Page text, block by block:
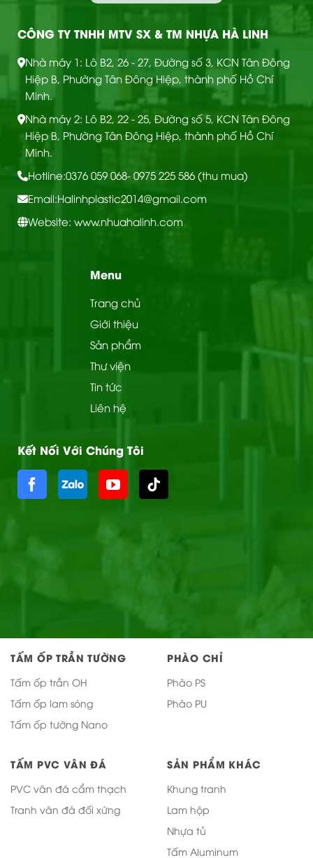
CÔNG TY TNHH MTV SX & TM NHỰA HÀ LINH
Nhà máy 1: Lô B2, 26 - 27, Đường số 3, KCN Tân Đông
Hiệp B, Phường Tân Đông Hiệp, thành phố Hồ Chí
Minh.
Nhà máy 2: Lô B2, 22 - 25, Đường số 5, KCN Tân Đông
Hiệp B, Phường Tân Đông Hiệp, thành phố Hồ Chí
Minh.
Hotline:0376 059 068- 0975 225 586 (thu mua)
Email:Halinhplastic2014@gmail.com
Website: www.nhuahalinh.com
Menu
Trang chủ
Giới thiệu
Sản phẩm
Thư viện
Tin tức
Liên hệ
Kết Nối Với Chúng Tôi
TẤM ỐP TRẦN TƯỜNG
Tấm ốp trần OH
Tấm ốp lam sóng
Tấm ốp tường Nano
PHÀO CHỈ
Phào PS
Phào PU
TẤM PVC VÂN ĐÁ
PVC vân đá cẩm thạch
Tranh vân đá đối xứng
SẢN PHẨM KHÁC
Khung tranh
Lam hộp
Nhựa tủ
Tấm Aluminum